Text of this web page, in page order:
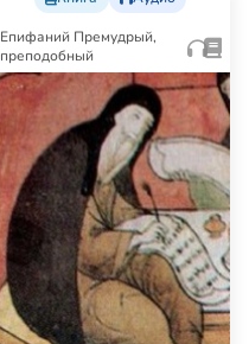
Епифаний Премудрый,
преподобный